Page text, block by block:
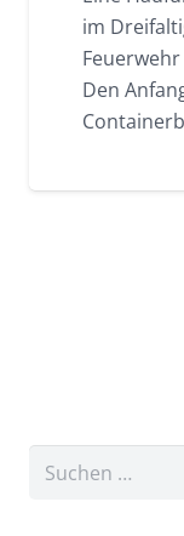
im
Den
Suchen